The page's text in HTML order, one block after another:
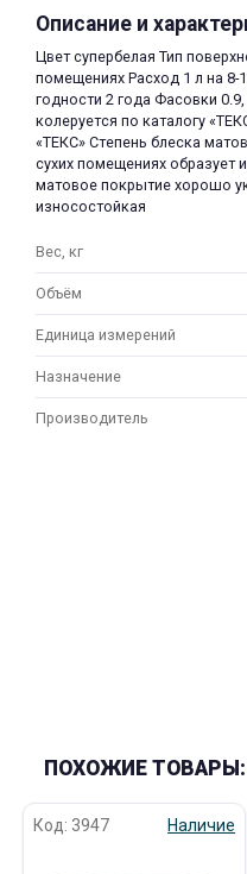
Описание и
Цвет супербелая Тип
помещениях Расход 1 л на
годности 2 года Фасовки
колеруется по каталогу
«ТЕКС» Степень блеска
сухих помещениях образует
матовое покрытие хорошо
износостойкая
Вес, кг
Объём
Единица измерений
Назначение
Производитель
ПОХОЖИЕ ТОВАРЫ:
Код: 3947 Наличие